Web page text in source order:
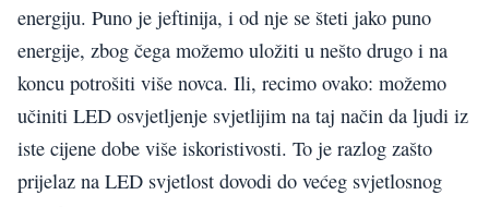
energiju. Puno je jeftinija, i od nje se šteti jako puno
energije, zbog čega možemo uložiti u nešto drugo i na
koncu potrošiti više novca. Ili, recimo ovako: možemo
učiniti LED osvjetljenje svjetlijim na taj način da ljudi iz
iste cijene dobe više iskoristivosti. To je razlog zašto
prijelaz na LED svjetlost dovodi do većeg svjetlosnog